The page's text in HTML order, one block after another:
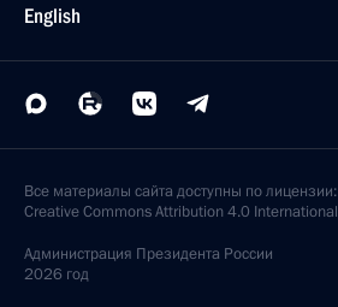
English
Все материалы сайта доступны по лицензии:
Creative Commons Attribution 4.0 International
Администрация Президента России
2026 год